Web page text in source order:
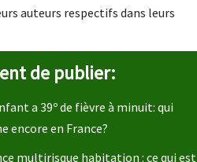
auteurs respectifs dans leurs
de publier:
a 39º de fièvre à minuit: qui
encore en France?
multirisque habitation : ce qui est